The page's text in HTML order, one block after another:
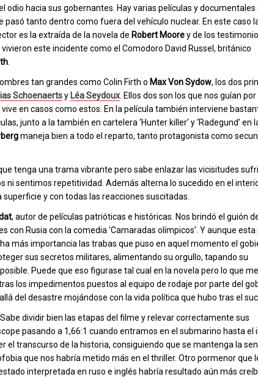
odio hacia sus gobernantes. Hay varias películas y documentales
pasó tanto dentro como fuera del vehículo nuclear. En este caso
es la extraída de la novela de Robert Moorey de los
este incidente como el Comodoro David Russel, británico
tan grandes como Colin Firth o Max Von Sydow, los dos
Schoenaertsy Léa Seydoux . Ellos dos son los que nos guían
en casos como estos. En la película también interviene
junto a la también en cartelera ‘Hunter killer’ y ‘Radegund’ en
maneja bien a todo el reparto, tanto protagonista como
tenga una trama vibrante pero sabe enlazar las vicisitudes
ni sentimos repetitividad. Además alterna lo sucedido en el
y con todas las reacciones suscitadas.
, autor de películas patrióticas e históricas. Nos brindó el guión
con Rusia con la comedia ‘Camaradas olímpicos’. Y aunque esta
más importancia las trabas que puso en aquel momento el
sus secretos militares, alimentando su orgullo, tapando su
Puede que eso figurase tal cual en la novela pero lo que
los impedimentos puestos al equipo de rodaje por parte del
del desastre mojándose con la vida política que hubo tras el
dividir bien las etapas del filme y relevar correctamente sus
pasando a 1,66:1 cuando entramos en el submarino hasta el
transcurso de la historia, consiguiendo que se mantenga la
que nos habría metido más en el thriller. Otro pormenor que
interpretada en ruso e inglés habría resultado aún más